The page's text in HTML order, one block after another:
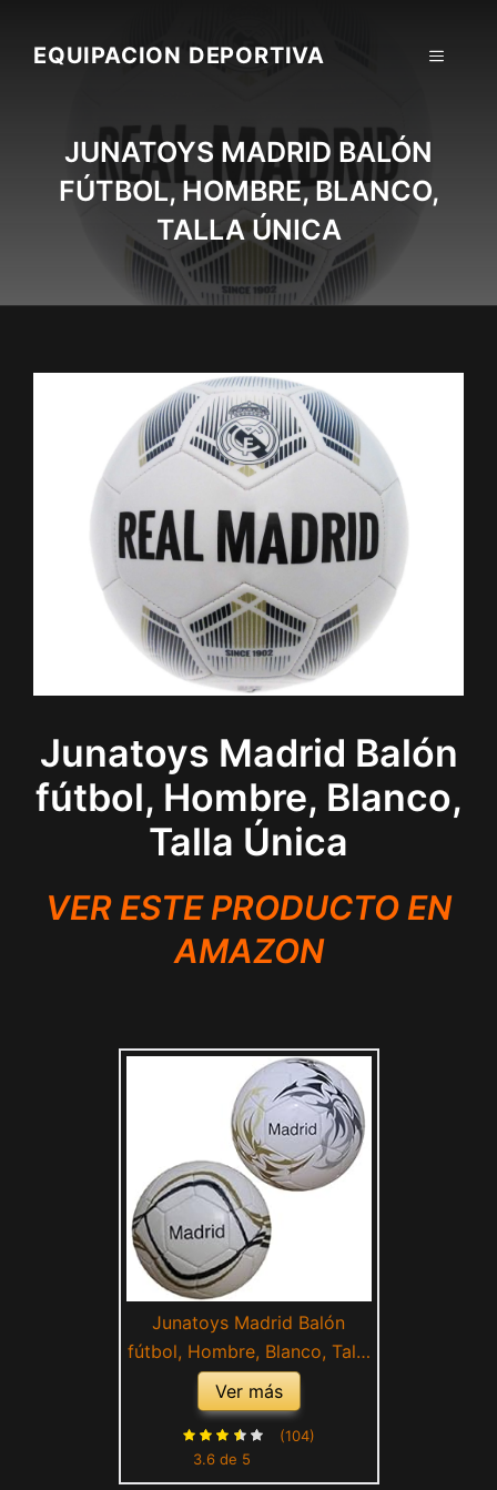
contentEQUIPACION DEPORTIVA MENU
JUNATOYS MADRID BALÓN
FÚTBOL, HOMBRE, BLANCO,
TALLA ÚNICA
Junatoys Madrid Balón
fútbol, Hombre, Blanco,
Talla Única
VER ESTE PRODUCTO EN
AMAZON
Junatoys Madrid Balón
fútbol, Hombre, Blanco, Talla
Única
Ver más
3.6 de 5
(104)